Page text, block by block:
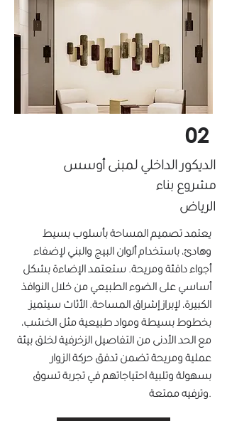
02
الديكور الداخلي لمبنى أوسس
مشروع بناء
الرياض
يعتمد تصميم المساحة بأسلوب بسيط
وهادئ، باستخدام ألوان البيج والبني لإضفاء
أجواء دافئة ومريحة. ستعتمد الإضاءة بشكل
أساسي على الضوء الطبيعي من خلال النوافذ
الكبيرة، لإبراز إشراق المساحة. الأثاث سيتميز
بخطوط بسيطة ومواد طبيعية مثل الخشب،
مع الحد الأدنى من التفاصيل الزخرفية لخلق بيئة
عملية ومريحة تضمن تدفق حركة الزوار
بسهولة وتلبية احتياجاتهم في تجربة تسوق
وترفيه ممتعة.